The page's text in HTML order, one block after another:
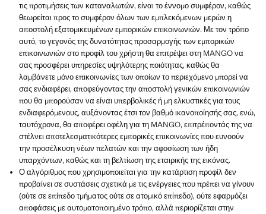
τις προτιμήσεις των καταναλωτών, είναι το έννομο συμφέρον, καθώς
θεωρείται προς το συμφέρον όλων των εμπλεκόμενων μερών η
αποστολή εξατομικευμένων εμπορικών επικοινωνιών. Με τον τρόπο
αυτό, το γεγονός της δυνατότητας προσαρμογής των εμπορικών
επικοινωνιών στο προφίλ του χρήστη θα επιτρέψει στη MANGO να
σας προσφέρει υπηρεσίες υψηλότερης ποιότητας, καθώς θα
λαμβάνετε μόνο επικοινωνίες των οποίων το περιεχόμενο μπορεί να
σας ενδιαφέρει, αποφεύγοντας την αποστολή γενικών επικοινωνιών
που θα μπορούσαν να είναι υπερβολικές ή μη ελκυστικές για τους
ενδιαφερόμενους, αυξάνοντας έτσι τον βαθμό ικανοποίησής σας, ενώ,
ταυτόχρονα, θα αποφέρει οφέλη για τη MANGO, επιτρέποντάς της να
στέλνει αποτελεσματικότερες εμπορικές επικοινωνίες που ευνοούν
την προσέλκυση νέων πελατών και την αφοσίωση των ήδη
υπαρχόντων, καθώς και τη βελτίωση της εταιρικής της εικόνας.
Ο αλγόριθμος που χρησιμοποιείται για την κατάρτιση προφίλ δεν
προβαίνει σε συστάσεις σχετικά με τις ενέργειες που πρέπει να γίνουν
(ούτε σε επίπεδο τμήματος ούτε σε ατομικό επίπεδο), ούτε εφαρμόζει
αποφάσεις με αυτοματοποιημένο τρόπο, αλλά περιορίζεται στην